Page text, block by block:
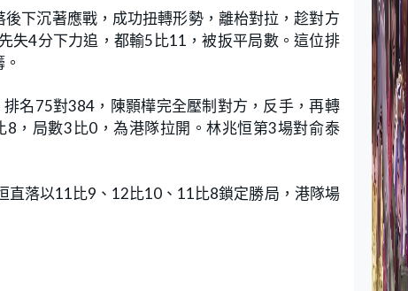
下沉著應戰，成功扭轉形勢，離枱對拉，趁對方
失4分下力追，都輸5比11，被扳平局數。這位排
名75對384，陳顥樺完全壓制對方，反手，再轉
，局數3比0，為港隊拉開。林兆恒第3場對俞泰
直落以11比9、12比10、11比8鎖定勝局，港隊場